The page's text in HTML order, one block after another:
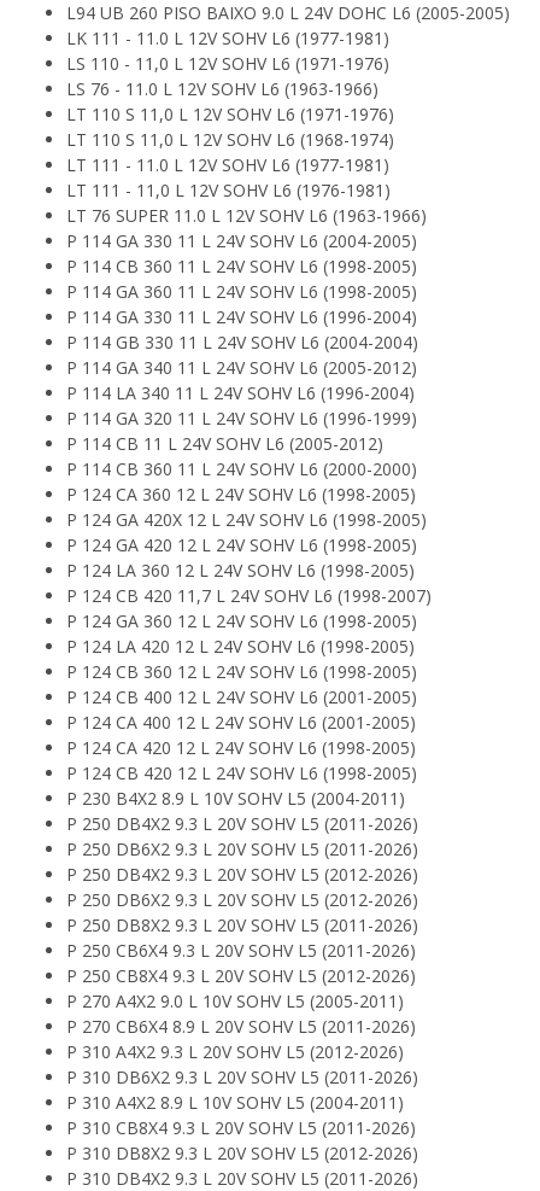
L94 UB 260 PISO BAIXO 9.0 L 24V DOHC L6 (2005-2005)
LK 111 - 11.0 L 12V SOHV L6 (1977-1981)
LS 110 - 11,0 L 12V SOHV L6 (1971-1976)
LS 76 - 11.0 L 12V SOHV L6 (1963-1966)
LT 110 S 11,0 L 12V SOHV L6 (1971-1976)
LT 110 S 11,0 L 12V SOHV L6 (1968-1974)
LT 111 - 11.0 L 12V SOHV L6 (1977-1981)
LT 111 - 11,0 L 12V SOHV L6 (1976-1981)
LT 76 SUPER 11.0 L 12V SOHV L6 (1963-1966)
P 114 GA 330 11 L 24V SOHV L6 (2004-2005)
P 114 CB 360 11 L 24V SOHV L6 (1998-2005)
P 114 GA 360 11 L 24V SOHV L6 (1998-2005)
P 114 GA 330 11 L 24V SOHV L6 (1996-2004)
P 114 GB 330 11 L 24V SOHV L6 (2004-2004)
P 114 GA 340 11 L 24V SOHV L6 (2005-2012)
P 114 LA 340 11 L 24V SOHV L6 (1996-2004)
P 114 GA 320 11 L 24V SOHV L6 (1996-1999)
P 114 CB 11 L 24V SOHV L6 (2005-2012)
P 114 CB 360 11 L 24V SOHV L6 (2000-2000)
P 124 CA 360 12 L 24V SOHV L6 (1998-2005)
P 124 GA 420X 12 L 24V SOHV L6 (1998-2005)
P 124 GA 420 12 L 24V SOHV L6 (1998-2005)
P 124 LA 360 12 L 24V SOHV L6 (1998-2005)
P 124 CB 420 11,7 L 24V SOHV L6 (1998-2007)
P 124 GA 360 12 L 24V SOHV L6 (1998-2005)
P 124 LA 420 12 L 24V SOHV L6 (1998-2005)
P 124 CB 360 12 L 24V SOHV L6 (1998-2005)
P 124 CB 400 12 L 24V SOHV L6 (2001-2005)
P 124 CA 400 12 L 24V SOHV L6 (2001-2005)
P 124 CA 420 12 L 24V SOHV L6 (1998-2005)
P 124 CB 420 12 L 24V SOHV L6 (1998-2005)
P 230 B4X2 8.9 L 10V SOHV L5 (2004-2011)
P 250 DB4X2 9.3 L 20V SOHV L5 (2011-2026)
P 250 DB6X2 9.3 L 20V SOHV L5 (2011-2026)
P 250 DB4X2 9.3 L 20V SOHV L5 (2012-2026)
P 250 DB6X2 9.3 L 20V SOHV L5 (2012-2026)
P 250 DB8X2 9.3 L 20V SOHV L5 (2011-2026)
P 250 CB6X4 9.3 L 20V SOHV L5 (2011-2026)
P 250 CB8X4 9.3 L 20V SOHV L5 (2012-2026)
P 270 A4X2 9.0 L 10V SOHV L5 (2005-2011)
P 270 CB6X4 8.9 L 20V SOHV L5 (2011-2026)
P 310 A4X2 9.3 L 20V SOHV L5 (2012-2026)
P 310 DB6X2 9.3 L 20V SOHV L5 (2011-2026)
P 310 A4X2 8.9 L 10V SOHV L5 (2004-2011)
P 310 CB8X4 9.3 L 20V SOHV L5 (2011-2026)
P 310 DB8X2 9.3 L 20V SOHV L5 (2012-2026)
P 310 DB4X2 9.3 L 20V SOHV L5 (2011-2026)